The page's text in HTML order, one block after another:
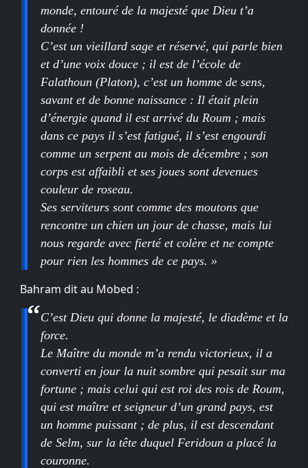
monde, entouré de la majesté que Dieu t’a
donnée !
C’est un vieillard sage et réservé, qui parle bien
et d’une voix douce ; il est de l’école de
Falathoun (Platon), c’est un homme de sens,
savant et de bonne naissance : Il était plein
d’énergie quand il est arrivé du Roum ; mais
dans ce pays il s’est fatigué, il s’est engourdi
comme un serpent au mois de décembre ; son
corps est affaibli et ses joues sont devenues
couleur de roseau.
Ses serviteurs sont comme des moutons que
rencontre un chien un jour de chasse, mais lui
nous regarde avec fierté et colère et ne compte
pour rien les hommes de ce pays. »
Bahram dit au Mobed :
C’est Dieu qui donne la majesté, le diadème et la
force.
Le Maître du monde m’a rendu victorieux, il a
converti en jour la nuit sombre qui pesait sur ma
fortune ; mais celui qui est roi des rois de Roum,
qui est maître et seigneur d’un grand pays, est
un homme puissant ; de plus, il est descendant
de Selm, sur la tête duquel Feridoun a placé la
couronne.